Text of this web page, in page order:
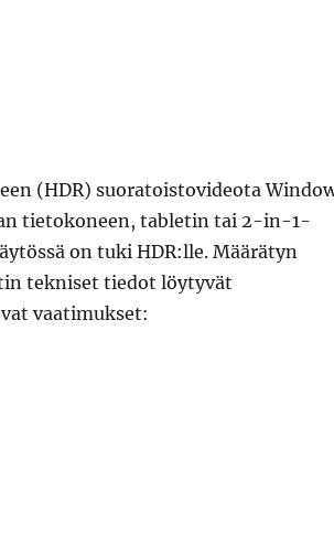
(HDR) suoratoistovideota
tietokoneen, tabletin tai 2-in-1-
on tuki HDR:lle. Määrätyn
tekniset tiedot löytyvät
vaatimukset:
windows 10:ssä”